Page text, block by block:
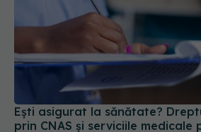
Ești asigurat la sănătate?
prin CNAS și serviciile
primi
02 aug 2026, 21:18